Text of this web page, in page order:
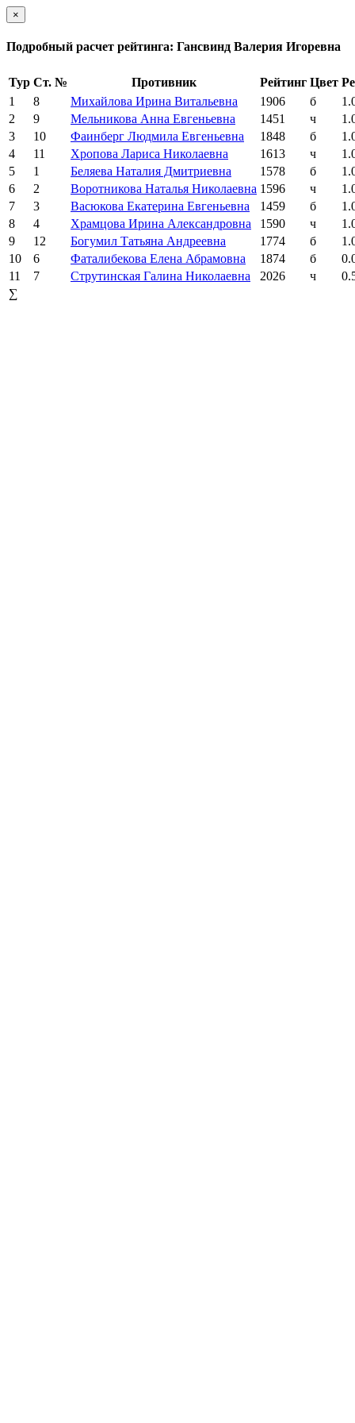
×
Подробный расчет рейтинга: Гансвинд Валерия Игоревна
Тур Ст. № Противник Рейтинг Цвет
1
8 Михайлова Ирина Витальевна 1906 б
2
9 Мельникова Анна Евгеньевна 1451 ч
3
10 Фаинберг Людмила Евгеньевна 1848 б
4
11 Хропова Лариса Николаевна 1613 ч
5
1 Беляева Наталия Дмитриевна 1578 б
6
2 Воротникова Наталья Николаевна 1596 ч
7
3 Васюкова Екатерина Евгеньевна 1459 б
8
4 Храмцова Ирина Александровна 1590 ч
9
12 Богумил Татьяна Андреевна 1774 б
10
6 Фаталибекова Елена Абрамовна 1874 б
11
7 Струтинская Галина Николаевна 2026 ч
∑